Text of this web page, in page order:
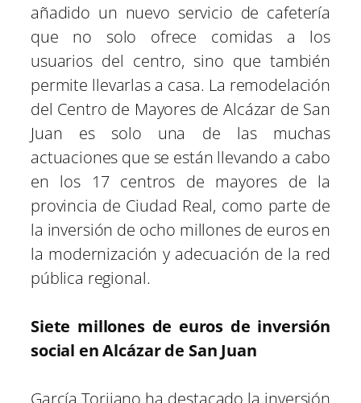
añadido un nuevo servicio de cafetería
que no solo ofrece comidas a los
usuarios del centro, sino que también
permite llevarlas a casa. La remodelación
del Centro de Mayores de Alcázar de San
Juan es solo una de las muchas
actuaciones que se están llevando a cabo
en los 17 centros de mayores de la
provincia de Ciudad Real, como parte de
la inversión de ocho millones de euros en
la modernización y adecuación de la red
pública regional.
Siete millones de euros de inversión
social en Alcázar de San Juan
García Torijano ha destacado la inversión